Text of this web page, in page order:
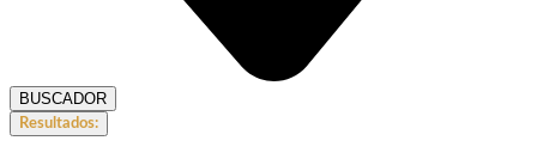
BUSCADOR
Resultados: